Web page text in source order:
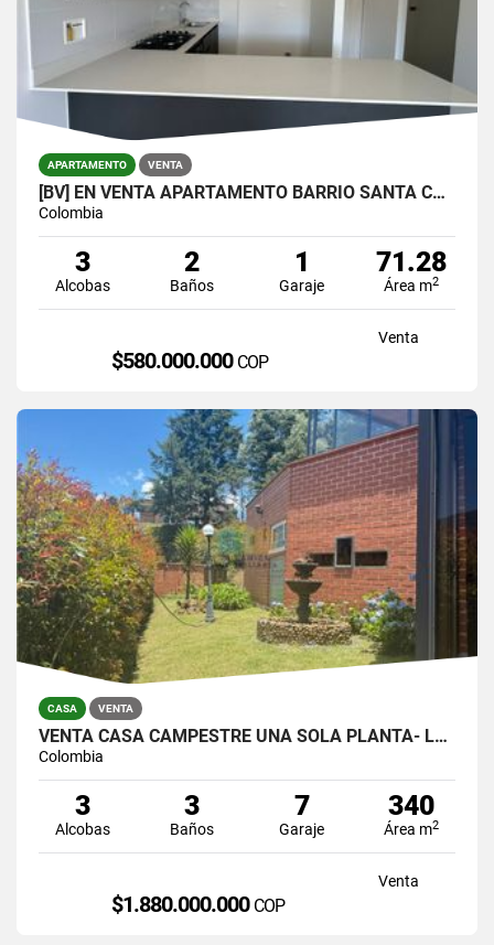
APARTAMENTO VENTA
[BV] EN VENTA APARTAMENTO BARRIO SANTA CATALINA, SURAMÉRICA, ITAGÜÍ
Colombia
3
Alcobas
2
Baños
1
Garaje
71.28
Área m2
Venta
$580.000.000 COP
CASA VENTA
VENTA CASA CAMPESTRE UNA SOLA PLANTA- LOMA DEL ESCOBERO, ENVIGADO
Colombia
3
Alcobas
3
Baños
7
Garaje
340
Área m2
Venta
$1.880.000.000 COP